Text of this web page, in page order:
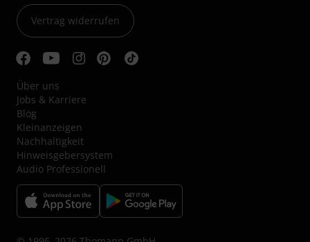
Vertrag widerrufen
Über uns
Jobs & Karriere
Blog
Kleinanzeigen
Nachhaltigkeit
Hinweisgebersystem
Audio Professionell